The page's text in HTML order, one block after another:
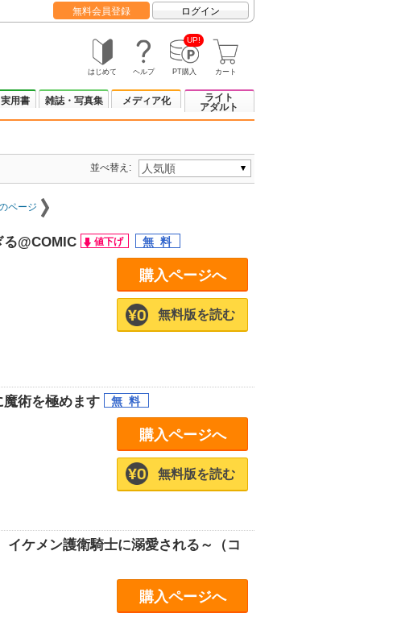
無料会員登録 ログイン
はじめて ヘルプ
UP!
PT購入 カート
用書 雑誌・写真集 メディア化
ライト
アダルト
並べ替え:
ページ
@COMIC
購入ページへ
無料版を読む
術を極めます
購入ページへ
無料版を読む
ケメン護衛騎士に溺愛される～（コ
購入ページへ